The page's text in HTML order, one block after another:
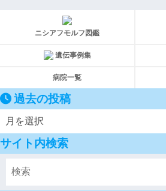
ニシアフモルフ図鑑
遺伝事例集
病院一覧
過去の投稿
サイト内検索